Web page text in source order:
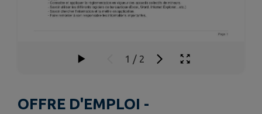
1 / 2
OFFRE D'EMPLOI -